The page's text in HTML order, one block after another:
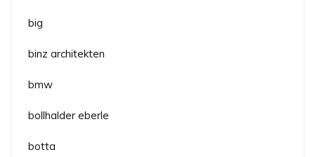
big
binz architekten
bmw
bollhalder eberle
botta